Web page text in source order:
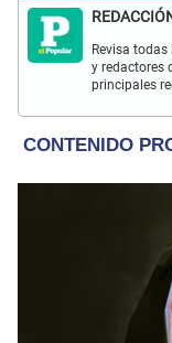
Revisa
y redactores
principales